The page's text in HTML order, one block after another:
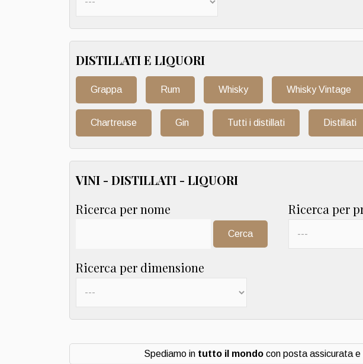
DISTILLATI E LIQUORI
Grappa Rum Whisky Whisky Vintage
Chartreuse Gin Tutti i distillati Distillati
VINI - DISTILLATI - LIQUORI
Ricerca per nome
Ricerca per
Ricerca per dimensione
Spediamo in tutto il mondocon posta assicurata e